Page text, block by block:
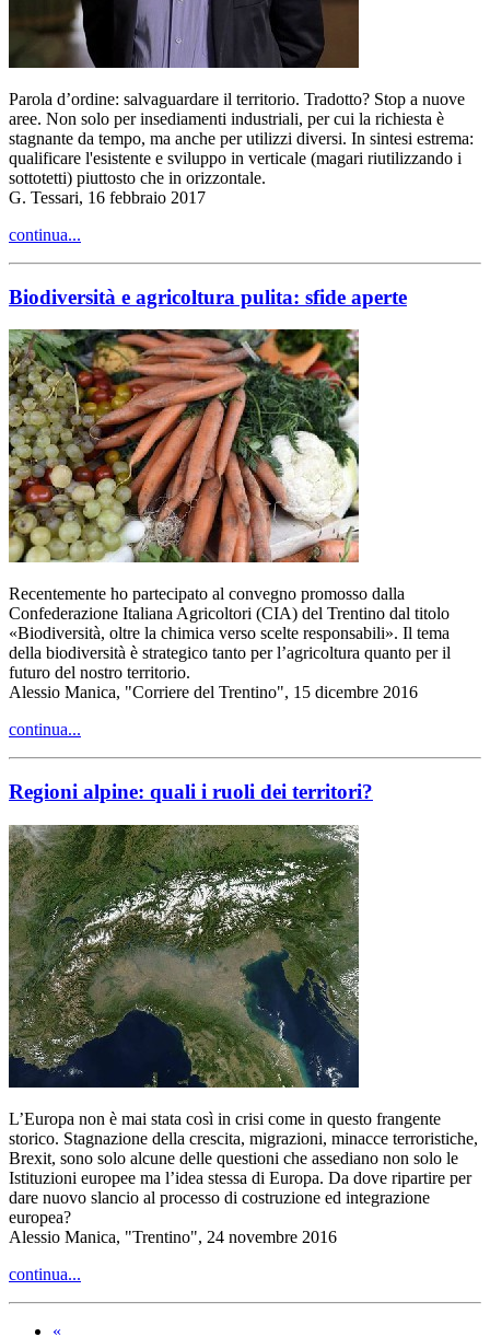
Parola d’ordine: salvaguardare il territorio. Tradotto? Stop a nuove
aree. Non solo per insediamenti industriali, per cui la richiesta è
stagnante da tempo, ma anche per utilizzi diversi. In sintesi estrema:
qualificare l'esistente e sviluppo in verticale (magari riutilizzando i
sottotetti) piuttosto che in orizzontale.
G. Tessari, 16 febbraio 2017
continua...
Biodiversità e agricoltura pulita: sfide aperte
Recentemente ho partecipato al convegno promosso dalla
Confederazione Italiana Agricoltori (CIA) del Trentino dal titolo
«Biodiversità, oltre la chimica verso scelte responsabili». Il tema
della biodiversità è strategico tanto per l’agricoltura quanto per il
futuro del nostro territorio.
Alessio Manica, "Corriere del Trentino", 15 dicembre 2016
continua...
Regioni alpine: quali i ruoli dei territori?
L’Europa non è mai stata così in crisi come in questo frangente
storico. Stagnazione della crescita, migrazioni, minacce terroristiche,
Brexit, sono solo alcune delle questioni che assediano non solo le
Istituzioni europee ma l’idea stessa di Europa. Da dove ripartire per
dare nuovo slancio al processo di costruzione ed integrazione
europea?
Alessio Manica, "Trentino", 24 novembre 2016
continua...
«